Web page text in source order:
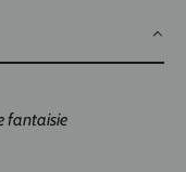
fantaisie